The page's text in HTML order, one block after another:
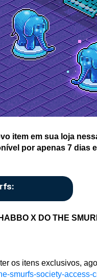
item em sua loja
por apenas 7 dias
X DO THE
os itens exclusivos,
smurfs-society-access-